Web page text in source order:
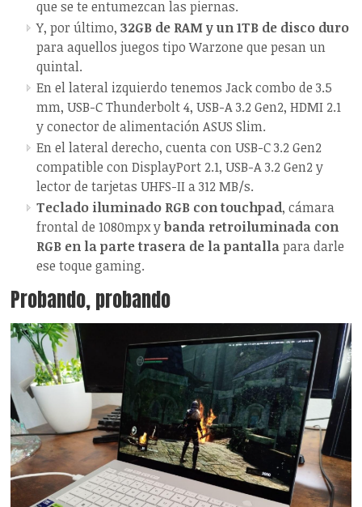
que se te entumezcan las piernas.
Y, por último,32GB de RAM y un 1TB de disco duro
para aquellos juegos tipo Warzone que pesan un
quintal.
En el lateral izquierdo tenemos Jack combo de 3.5
mm, USB-C Thunderbolt 4, USB-A 3.2 Gen2, HDMI 2.1
y conector de alimentación ASUS Slim.
En el lateral derecho, cuenta con USB-C 3.2 Gen2
compatible con DisplayPort 2.1, USB-A 3.2 Gen2 y
lector de tarjetas UHFS-II a 312 MB/s.
Teclado iluminado RGB con touchpad, cámara
frontal de 1080mpx ybanda retroiluminada con
RGB en la parte trasera de la pantallapara darle
ese toque gaming.
Probando, probando